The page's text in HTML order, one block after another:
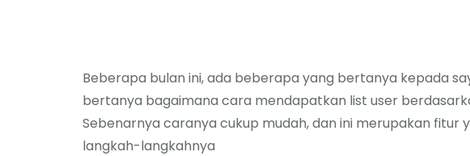
Beberapa bulan ini, ada beberapa yang bertanya kepada
bertanya bagaimana cara mendapatkan list user
Sebenarnya caranya cukup mudah, dan ini merupakan fitur
langkah-langkahnya